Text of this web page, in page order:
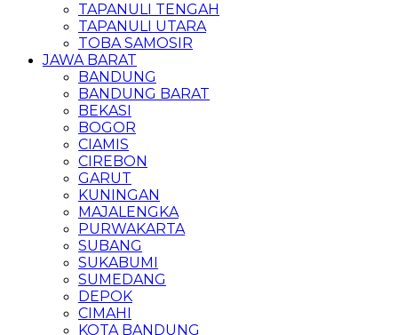
TAPANULI TENGAH
TAPANULI UTARA
TOBA SAMOSIR
JAWA BARAT
BANDUNG
BANDUNG BARAT
BEKASI
BOGOR
CIAMIS
CIREBON
GARUT
KUNINGAN
MAJALENGKA
PURWAKARTA
SUBANG
SUKABUMI
SUMEDANG
DEPOK
CIMAHI
KOTA BANDUNG